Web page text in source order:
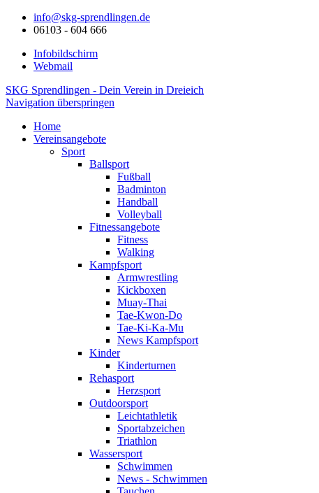
info@skg-sprendlingen.de
06103 - 604 666
Infobildschirm
Webmail
SKG Sprendlingen - Dein Verein in Dreieich
Navigation überspringen
Home
Vereinsangebote
Sport
Ballsport
Fußball
Badminton
Handball
Volleyball
Fitnessangebote
Fitness
Walking
Kampfsport
Armwrestling
Kickboxen
Muay-Thai
Tae-Kwon-Do
Tae-Ki-Ka-Mu
News Kampfsport
Kinder
Kinderturnen
Rehasport
Herzsport
Outdoorsport
Leichtathletik
Sportabzeichen
Triathlon
Wassersport
Schwimmen
News - Schwimmen